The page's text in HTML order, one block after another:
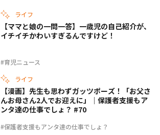
ライフ
#育児ニュース
【ママと娘の一問一答】一歳児の自己紹介が、
イチイチかわいすぎるんですけど！
ライフ
#保護者支援もアンタ達の仕事でしょ？
【漫画】先生も思わずガッツポーズ！「お父さ
んお母さん2人でお迎えに」｜保護者支援もア
ンタ達の仕事でしょ？ #70